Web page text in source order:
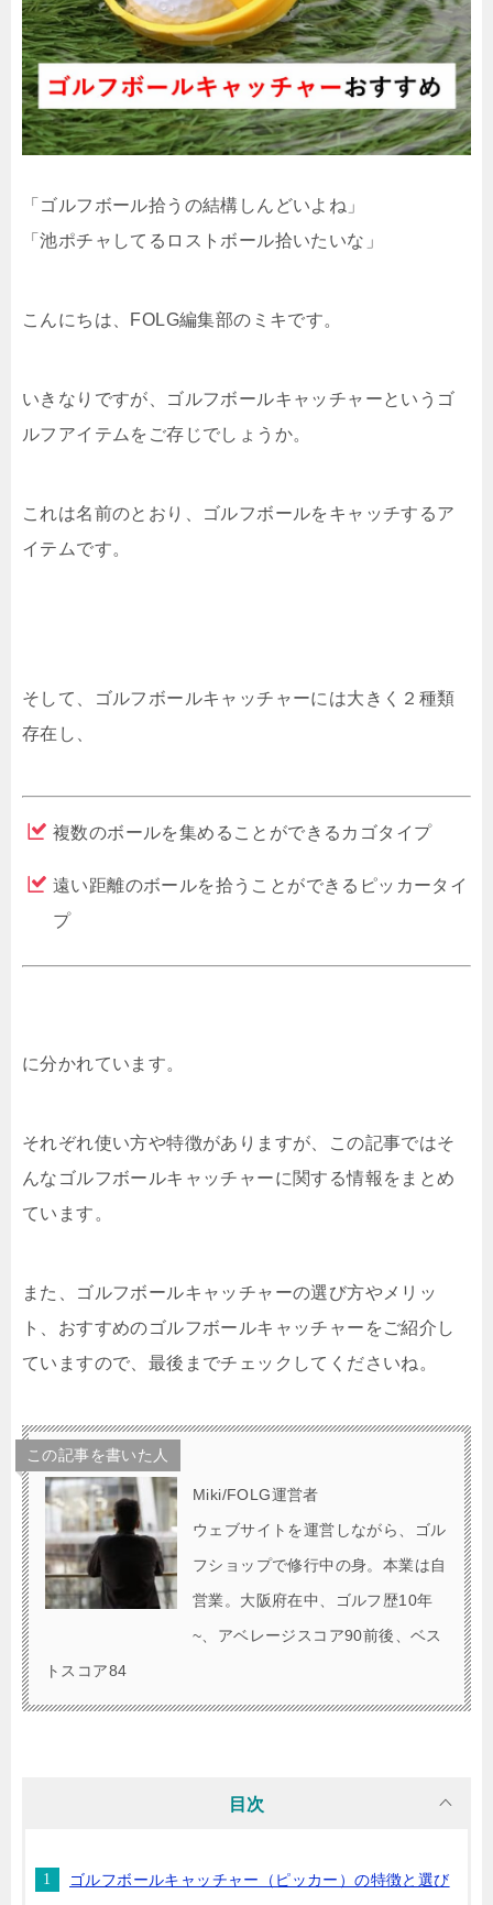
「ゴルフボール拾うの結構しんどいよね」
「池ポチャしてるロストボール拾いたいな」
こんにちは、FOLG編集部のミキです。
いきなりですが、ゴルフボールキャッチャーというゴ
ルフアイテムをご存じでしょうか。
これは名前のとおり、ゴルフボールをキャッチするア
イテムです。
そして、ゴルフボールキャッチャーには大きく２種類
存在し、
複数のボールを集めることができるカゴタイプ
遠い距離のボールを拾うことができるピッカータイ
プ
に分かれています。
それぞれ使い方や特徴がありますが、この記事ではそ
んなゴルフボールキャッチャーに関する情報をまとめ
ています。
また、ゴルフボールキャッチャーの選び方やメリッ
ト、おすすめのゴルフボールキャッチャーをご紹介し
ていますので、最後までチェックしてくださいね。
この記事を書いた人
Miki/FOLG運営者
ウェブサイトを運営しながら、ゴル
フショップで修行中の身。本業は自
営業。大阪府在中、ゴルフ歴10年
~、アベレージスコア90前後、ベス
トスコア84
目次
ゴルフボールキャッチャー（ピッカー）の特徴と選び